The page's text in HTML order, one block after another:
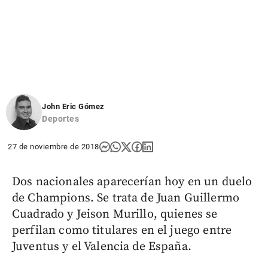
John Eric Gómez
Deportes
27 de noviembre de 2018
Dos nacionales aparecerían hoy en un duelo
de Champions. Se trata de Juan Guillermo
Cuadrado y Jeison Murillo, quienes se
perfilan como titulares en el juego entre
Juventus y el Valencia de España.